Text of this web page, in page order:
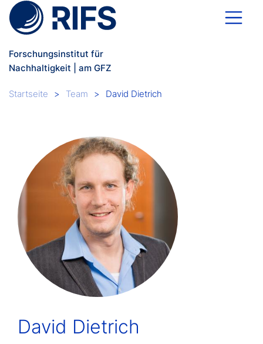
Direkt zum Inhalt
Forschungsinstitut für
Nachhaltigkeit | am GFZ
Breadcrumb
Startseite Team David Dietrich
David Dietrich